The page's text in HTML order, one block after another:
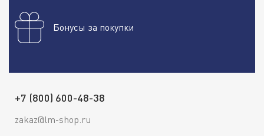
Бонусы за покупки
+7 (800) 600-48-38
zakaz@lm-shop.ru